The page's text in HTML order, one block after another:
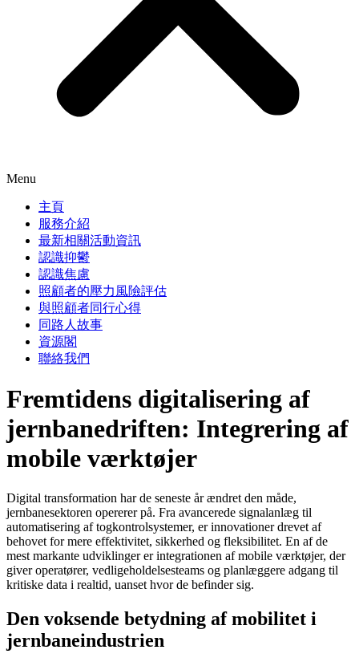
Menu
主頁
服務介紹
最新相關活動資訊
認識抑鬱
認識焦慮
照顧者的壓力風險評估
與照顧者同行心得
同路人故事
資源閣
聯絡我們
Fremtidens digitalisering af
jernbanedriften: Integrering af
mobile værktøjer
Digital transformation har de seneste år ændret den måde,
jernbanesektoren opererer på. Fra avancerede signalanlæg til
automatisering af togkontrolsystemer, er innovationer drevet af
behovet for mere effektivitet, sikkerhed og fleksibilitet. En af de
mest markante udviklinger er integrationen af mobile værktøjer, der
giver operatører, vedligeholdelsesteams og planlæggere adgang til
kritiske data i realtid, uanset hvor de befinder sig.
Den voksende betydning af mobilitet i
jernbaneindustrien